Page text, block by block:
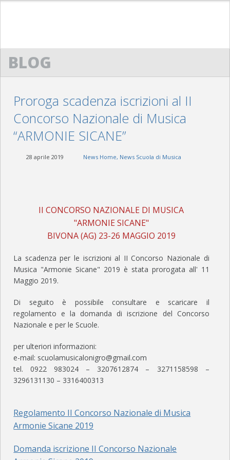
ACM
STATUTO
DIRETTIVO
REGOLAMENTO
YAMAHA CLASS BAND – CORSI DI FORMAZIONE MUSICALE DI BASE
CORSI PRE-ACCADEMICI
CONVENZIONI
CALENDARIO
FOTO
BLOG
Proroga scadenza iscrizioni al II
Concorso Nazionale di Musica
“ARMONIE SICANE”
28 aprile 2019 News Home, News Scuola di Musica
II CONCORSO NAZIONALE DI MUSICA
"ARMONIE SICANE"
BIVONA (AG) 23-26 MAGGIO 2019
La scadenza per le iscrizioni al II Concorso Nazionale di
Musica "Armonie Sicane" 2019 è stata prorogata all' 11
Maggio 2019.
Di seguito è possibile consultare e scaricare il
regolamento e la domanda di iscrizione del Concorso
Nazionale e per le Scuole.
per ulteriori informazioni:
e-mail: scuolamusicalonigro@gmail.com
tel. 0922 983024 – 3207612874 – 3271158598 –
3296131130 – 3316400313
Regolamento II Concorso Nazionale di Musica
Armonie Sicane 2019
Domanda iscrizione II Concorso Nazionale